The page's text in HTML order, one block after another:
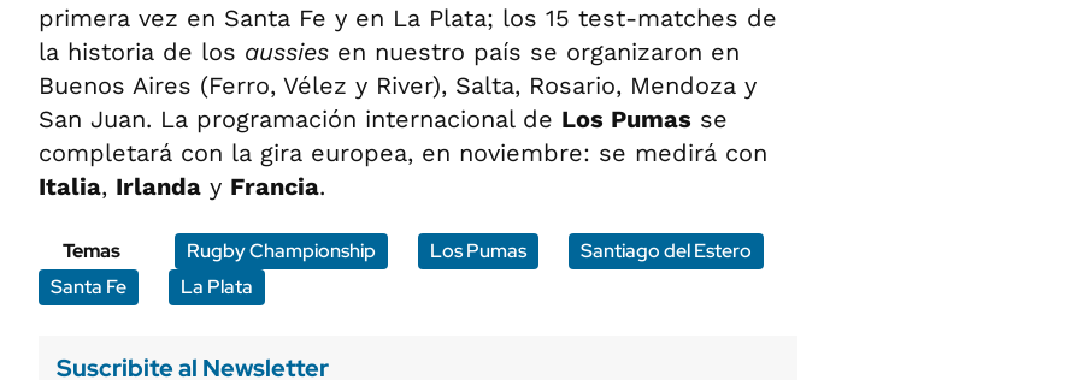
primera vez en Santa Fe y en La Plata; los 15 test-matches de
la historia de los aussies en nuestro país se organizaron en
Buenos Aires (Ferro, Vélez y River), Salta, Rosario, Mendoza y
San Juan. La programación internacional de Los Pumas se
completará con la gira europea, en noviembre: se medirá con
Italia, Irlanda y Francia.
Temas Rugby Championship Los Pumas
Santiago del Estero
Santa Fe
La Plata
Suscribite al Newsletter